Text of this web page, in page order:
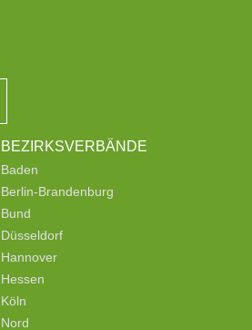
BEZIRKSVERBÄNDE
Baden
Berlin-Brandenburg
Bund
Düsseldorf
Hannover
Hessen
Köln
Nord